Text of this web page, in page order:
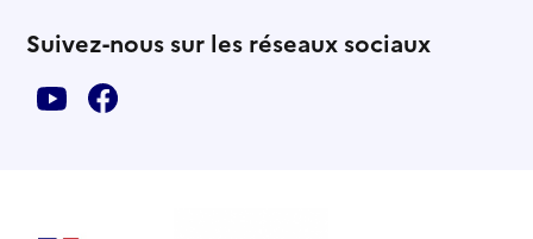
Suivez-nous sur les réseaux sociaux